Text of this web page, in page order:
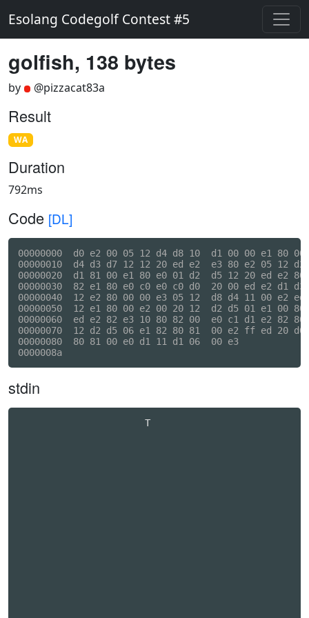
Esolang Codegolf Contest #5
golfish, 138 bytes
by @pizzacat83a
Result
WA
Duration
792ms
Code [DL]
00000000  d0 e2 00 05 12 d4 d8 10  d1 00 00 e1
00000010  d4 d3 d7 12 12 20 ed e2  e3 80 e2 05
00000020  d1 81 00 e1 80 e0 01 d2  d5 12 20 ed
00000030  82 e1 80 e0 c0 e0 c0 d0  20 00 ed e2
00000040  12 e2 80 00 00 e3 05 12  d8 d4 11 00
00000050  12 e1 80 00 e2 00 20 12  d2 d5 01 e1
00000060  ed e2 82 e3 10 80 82 00  e0 c1 d1 e2
00000070  12 d2 d5 06 e1 82 80 81  00 e2 ff ed
00000080  80 81 00 e0 d1 11 d1 06  00 e3
stdin
                       T